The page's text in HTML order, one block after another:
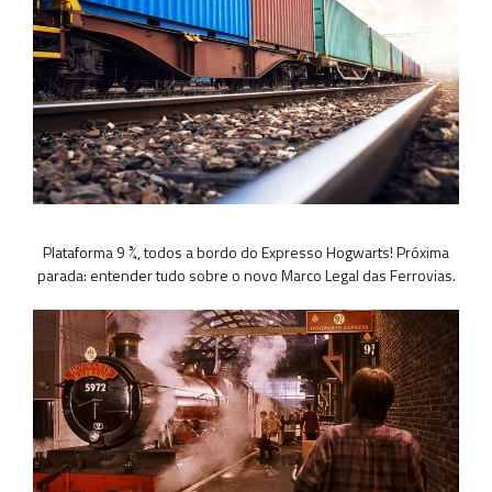
Plataforma 9 ¾, todos a bordo do Expresso Hogwarts! Próxima
parada: entender tudo sobre o novo Marco Legal das Ferrovias.